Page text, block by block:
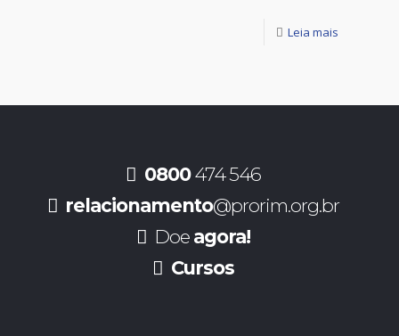
Leia mais
0800474 546
relacionamento@prorim.org.br
Doe agora!
Cursos